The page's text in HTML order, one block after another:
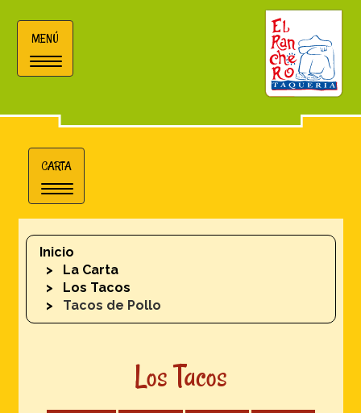
Toggle
navigation
MENÚ
Toggle
navigation
CARTA
Inicio
La Carta
Los Tacos
Tacos de Pollo
Los Tacos